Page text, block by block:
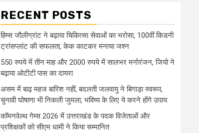
RECENT POSTS
हिम्स जौलीग्रांट ने बढ़ाया चिकित्सा सेवाओं का भरोसा, 100वीं किडनी
ट्रांसप्लांट की सफलता, केक काटकर मनाया जश्न
550 रुपये में तीन माह और 2000 रुपये में सालभर मनोरंजन, जियो ने
बढ़ाया ओटीटी पास का दायरा
असम में बाढ़ महज बारिश नहीं, बदलती जलवायु ने बिगाड़ा स्वरूप,
चुनावी घोषाणा भी निकली जुमला, भविष्य के लिए ये करने होंगे उपाय
कॉमनवेल्थ गेम्स 2026 में उत्तराखंड के पदक विजेताओं और
प्रशिक्षकों को सीएम धामी ने किया सम्मानित